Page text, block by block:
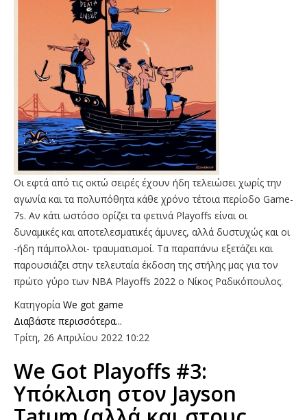
Οι εφτά από τις οκτώ σειρές έχουν ήδη τελειώσει χωρίς την
αγωνία και τα πολυπόθητα κάθε χρόνο τέτοια περίοδο Game-
7s. Aν κάτι ωστόσο ορίζει τα φετινά Playoffs είναι οι
δυναμικές και αποτελεσματικές άμυνες, αλλά δυστυχώς και οι
-ήδη πάμπολλοι- τραυματισμοί. Τα παραπάνω εξετάζει και
παρουσιάζει στην τελευταία έκδοση της στήλης μας για τον
πρώτο γύρο των NBA Playoffs 2022 ο Νίκος Ραδικόπουλος.
Κατηγορία We got game
Διαβάστε περισσότερα...
Τρίτη, 26 Απριλίου 2022 10:22
We Got Playoffs #3:
Υπόκλιση στον Jayson